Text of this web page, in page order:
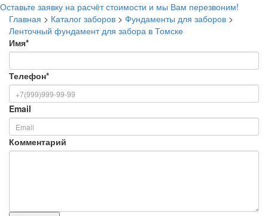
Оставьте заявку на расчёт стоимости и мы Вам перезвоним!
Главная > Каталог заборов > Фундаменты для заборов >
Ленточный фундамент для забора в Томске
Имя*
Телефон*
Email
Комментарий